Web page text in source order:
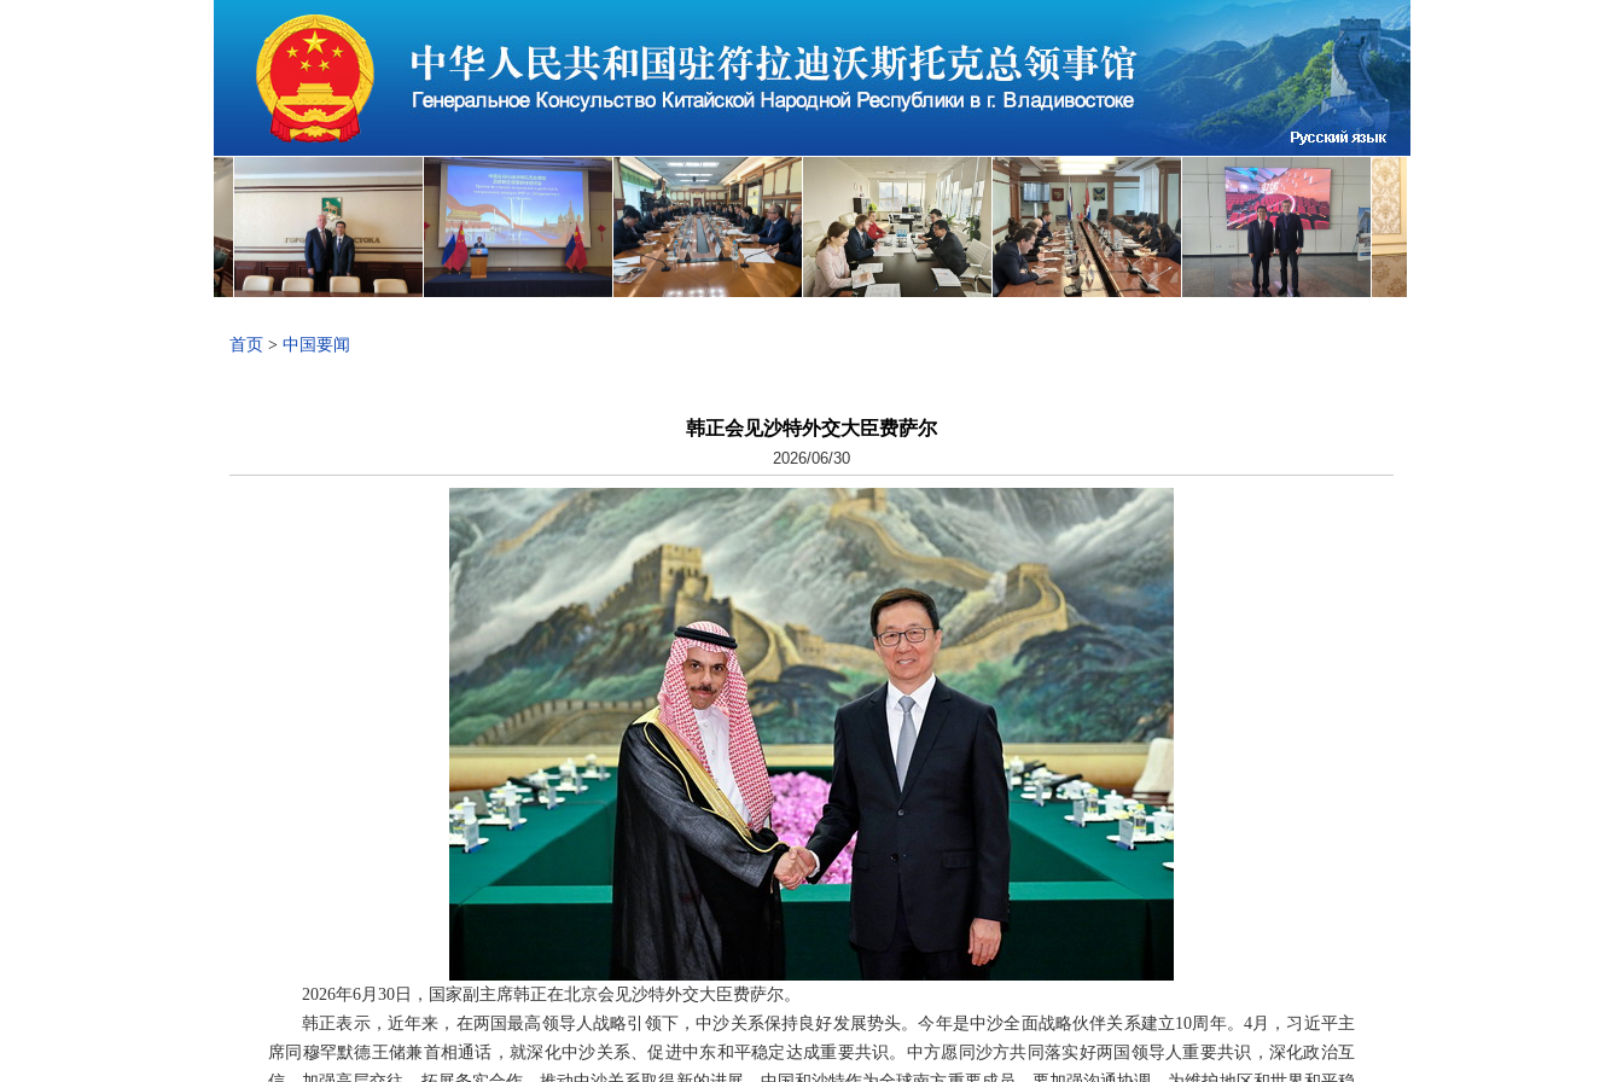
首页 > 中国要闻
韩正会见沙特外交大臣费萨尔
2026/06/30
2026年6月30日，国家副主席韩正在北京会见沙特外交大臣费萨尔。
韩正表示，近年来，在两国最高领导人战略引领下，中沙关系保持良好发展势头。今年是中沙全面战略伙伴关系建立10周年。4月，习近平主
席同穆罕默德王储兼首相通话，就深化中沙关系、促进中东和平稳定达成重要共识。中方愿同沙方共同落实好两国领导人重要共识，深化政治互